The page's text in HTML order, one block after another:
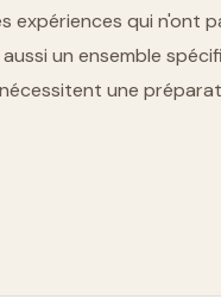
expériences qui n'ont
un ensemble
une